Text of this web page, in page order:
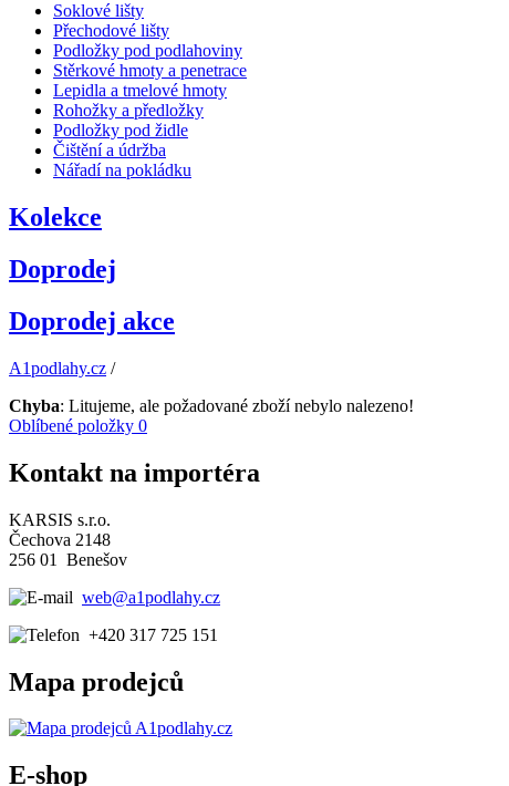
Soklové lišty
Přechodové lišty
Podložky pod podlahoviny
Stěrkové hmoty a penetrace
Lepidla a tmelové hmoty
Rohožky a předložky
Podložky pod židle
Čištění a údržba
Nářadí na pokládku
Kolekce
Doprodej
Doprodej akce
A1podlahy.cz /
Chyba: Litujeme, ale požadované zboží nebylo nalezeno!
Oblíbené položky 0
Kontakt na importéra
KARSIS s.r.o.
Čechova 2148
256 01 Benešov
web@a1podlahy.cz
+420 317 725 151
Mapa prodejců
E-shop